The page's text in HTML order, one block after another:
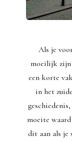
Als je
moeilijk zijn
een korte
in het
moeite
dit aan als je